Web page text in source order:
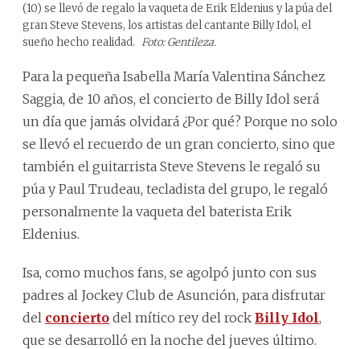
(10) se llevó de regalo la vaqueta de Erik Eldenius y la púa del
gran Steve Stevens, los artistas del cantante Billy Idol, el
sueño hecho realidad. Foto: Gentileza.
Para la pequeña Isabella María Valentina Sánchez
Saggia, de 10 años, el concierto de Billy Idol será
un día que jamás olvidará ¿Por qué? Porque no solo
se llevó el recuerdo de un gran concierto, sino que
también el guitarrista Steve Stevens le regaló su
púa y Paul Trudeau, tecladista del grupo, le regaló
personalmente la vaqueta del baterista Erik
Eldenius.
Isa, como muchos fans, se agolpó junto con sus
padres al Jockey Club de Asunción, para disfrutar
del concierto del mítico rey del rock Billy Idol,
que se desarrolló en la noche del jueves último.